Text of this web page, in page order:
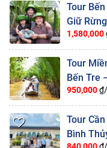
Tour
Giữ
1,580,000
Tour
Bến Tre
950,000
Tour
Bình
840,000